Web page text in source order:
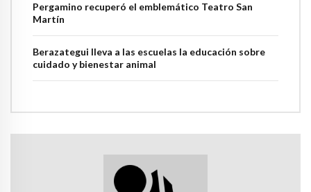
Pergamino recuperó el emblemático Teatro San
Martín
Berazategui lleva a las escuelas la educación sobre
cuidado y bienestar animal